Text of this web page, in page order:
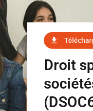
Droit